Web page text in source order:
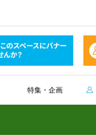
特集・企画